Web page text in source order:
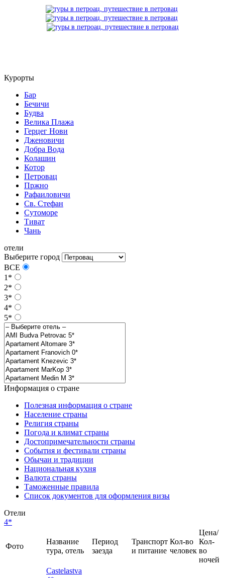
Курорты
Бар
Бечичи
Будва
Велика Плажа
Герцег Нови
Дженовичи
Добра Вода
Колашин
Котор
Петровац
Пржно
Рафаиловичи
Св. Стефан
Сутоморе
Тиват
Чань
отели
Выберите город
ВСЕ
1*
2*
3*
4*
5*
Информация о стране
Полезная информация о стране
Население страны
Религия страны
Погода и климат страны
Достопримечательности страны
События и фестивали страны
Обычаи и традиции
Национальная кухня
Валюта страны
Таможенные правила
Список документов для оформления визы
Отели
4*
Фото
Название
тура, отель
Период
заезда
Транспорт
и питание
Кол-во
человек
Цена/
Кол-
во
ночей
Castelastva